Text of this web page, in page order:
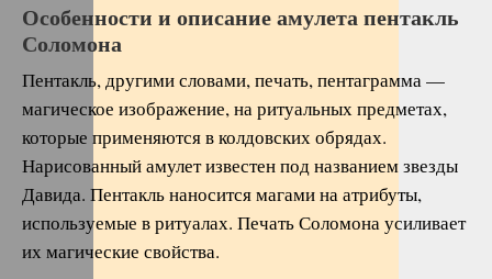
Особенности и описание амулета пентакль
Соломона
Пентакль, другими словами, печать, пентаграмма —
магическое изображение, на ритуальных предметах,
которые применяются в колдовских обрядах.
Нарисованный амулет известен под названием звезды
Давида. Пентакль наносится магами на атрибуты,
используемые в ритуалах. Печать Соломона усиливает
их магические свойства.